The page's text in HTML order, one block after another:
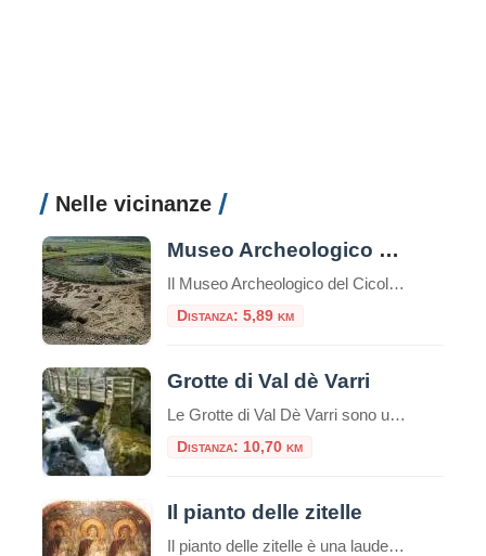
Nelle vicinanze
Museo Archeologico del Cicolano
Il Museo Archeologico del Cicolano (Mac) non è più un sogno: è stato ufficialmente aperto sabato 17 dicembre, con la benedizione del parroco con Francesco Salvi; arriva come un regalo di Natale e come tale l’ingresso sarà gratuito fino al 7 g
Distanza: 5,89 km
Grotte di Val dè Varri
Le Grotte di Val Dè Varri sono uno dei principali inghiottitoi dei monti Carseolani. Nel territorio di Pescorocchiano si sviluppa per oltre dieci chilometri una valle (detta Val dè Varri), che anziché sfociare in un impluvio più ampio, sotto il pae
Distanza: 10,70 km
Il pianto delle zitelle
Il pianto delle zitelle è una laude sacra composta all'inizio del 1700, rappresentata e cantata dalle "Zitelle" sul piazzale del Santuario della SS. Trinità di Vallepietra, la mattina della festa. Tutte sono vestite di bianco, solo la Madonna ve